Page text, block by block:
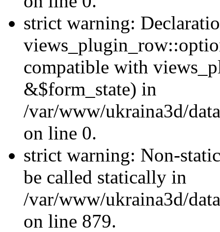
strict warning:
compatible with
&$form_state) in
/var/www/ukraina3d/
on line 0.
strict warning: Non-
be called statically in
/var/www/ukraina3d/
on line 879.